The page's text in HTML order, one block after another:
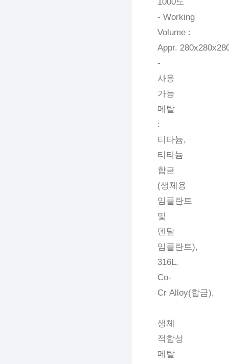
- Working
Volume :
Appr.
-
사용
가능
메탈
:
티타늄,
티타늄
합금
(생체용
임플란트
및
덴탈
임플란트),
316L,
Co-
Cr Alloy(합금),
생체
적합성
메탈